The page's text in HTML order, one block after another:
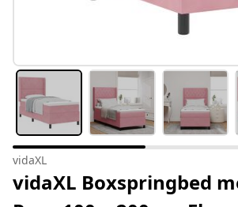
vidaXL
vidaXL Boxspringbed